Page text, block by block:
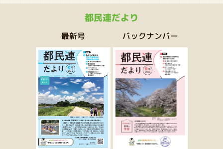
都民連だより
最新号 バックナンバー